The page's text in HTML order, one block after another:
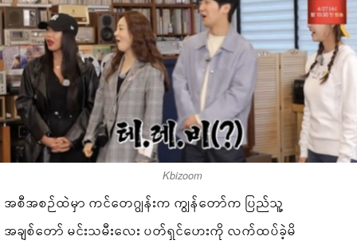
Kbizoom
အစီအစဉ်ထဲမှာ ကင်တေဂျွန်းက ကျွန်တော်က ပြည်သူ့
အချစ်တော် မင်းသမီးလေး ပတ်ရှင်ဟေးကို လက်ထပ်ခဲ့မိ